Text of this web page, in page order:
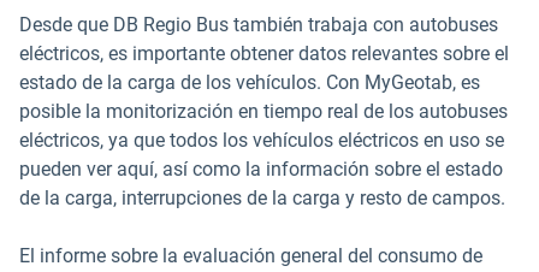
Desde que DB Regio Bus también trabaja con autobuses
eléctricos, es importante obtener datos relevantes sobre el
estado de la carga de los vehículos. Con MyGeotab, es
posible la monitorización en tiempo real de los autobuses
eléctricos, ya que todos los vehículos eléctricos en uso se
pueden ver aquí, así como la información sobre el estado
de la carga, interrupciones de la carga y resto de campos.
El informe sobre la evaluación general del consumo de